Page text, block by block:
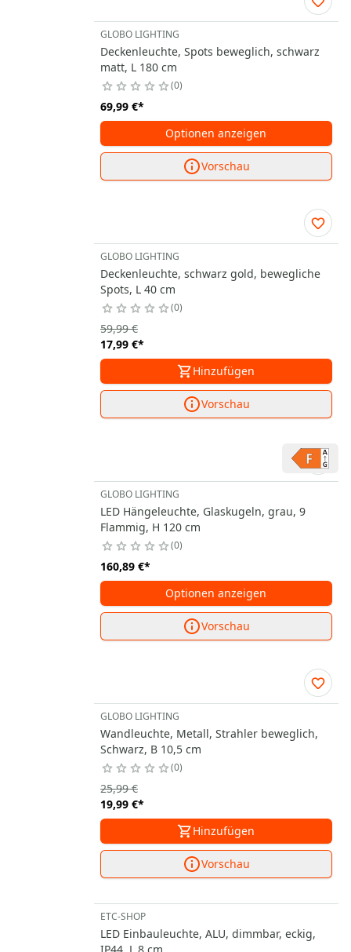
GLOBO LIGHTING
Deckenleuchte, Spots beweglich, schwarz
matt, L 180 cm
0
69,99 €*
Optionen anzeigen
Vorschau
GLOBO LIGHTING
Deckenleuchte, schwarz gold, bewegliche
Spots, L 40 cm
0
17,99 €*
59,99 €
Hinzufügen
Vorschau
GLOBO LIGHTING
LED Hängeleuchte, Glaskugeln, grau, 9
Flammig, H 120 cm
0
160,89 €*
Optionen anzeigen
Vorschau
GLOBO LIGHTING
Wandleuchte, Metall, Strahler beweglich,
Schwarz, B 10,5 cm
0
19,99 €*
25,99 €
Hinzufügen
Vorschau
ETC-SHOP
LED Einbauleuchte, ALU, dimmbar, eckig,